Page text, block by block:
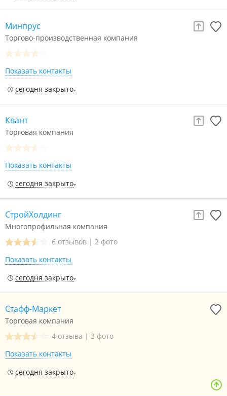
Минпрус
Торгово-производственная компания
Показать контакты
сегодня закрыто
Квант
Торговая компания
Показать контакты
сегодня закрыто
СтройХолдинг
Многопрофильная компания
6 отзывов | 2 фото
Показать контакты
сегодня закрыто
Стафф-Маркет
Торговая компания
4 отзыва | 3 фото
Показать контакты
сегодня закрыто